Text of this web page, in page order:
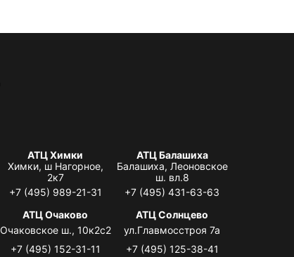
АТЦ Химки
Химки, ш Нагорное,
2к7
+7 (495) 989-21-31
АТЦ Балашиха
Балашиха, Леоновское
ш. вл.8
+7 (495) 431-63-63
АТЦ Очаково
Очаковское ш., 10к2с2
+7 (495) 152-31-11
АТЦ Солнцево
ул.Главмосстроя 7а
+7 (495) 125-38-41